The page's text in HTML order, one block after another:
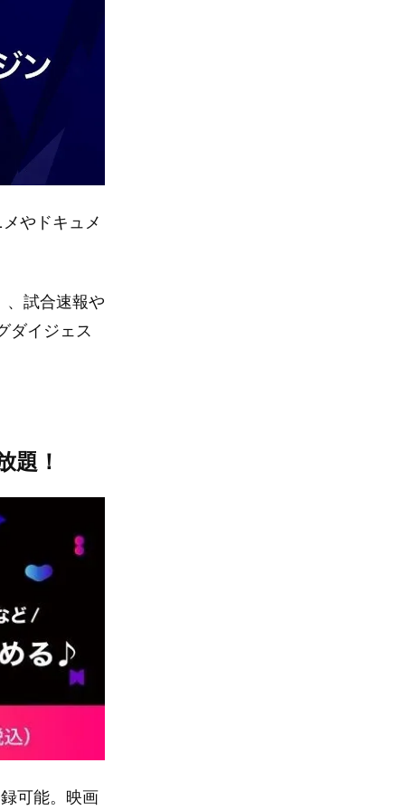
やドキュメ
、試合速報や
ダイジェス
題！
可能。映画